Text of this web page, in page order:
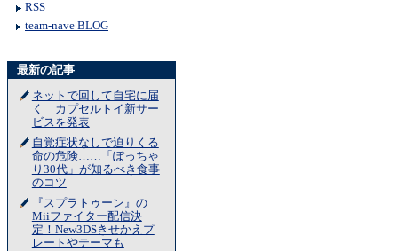
RSS
team-nave BLOG
最新の記事
ネットで回して自宅に届
く カプセルトイ新サー
ビスを発表
自覚症状なしで迫りくる
命の危険……「ぽっちゃ
り30代」が知るべき食事
のコツ
『スプラトゥーン』の
Miiファイター配信決
定！New3DSきせかえプ
レートやテーマも